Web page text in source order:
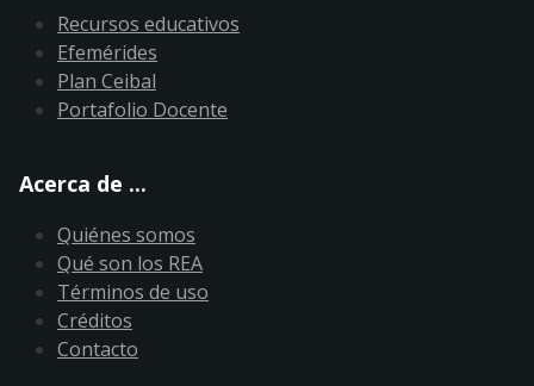
Recursos educativos
Efemérides
Plan Ceibal
Portafolio Docente
Acerca de ...
Quiénes somos
Qué son los REA
Términos de uso
Créditos
Contacto